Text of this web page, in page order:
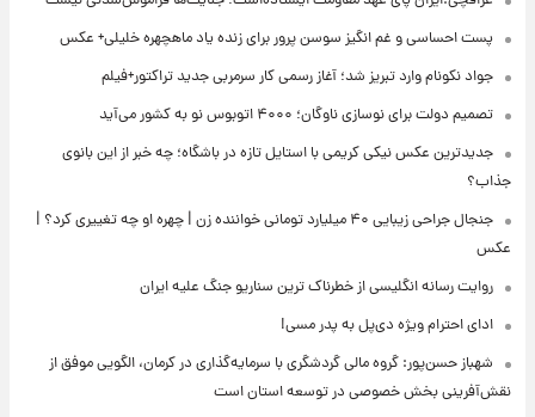
پست احساسی و غم انگیز سوسن پرور برای زنده یاد ماهچهره خلیلی+ عکس
جواد نکونام وارد تبریز شد؛ آغاز رسمی کار سرمربی جدید تراکتور+فیلم
تصمیم دولت برای نوسازی ناوگان؛ ۴۰۰۰ اتوبوس نو به کشور می‌آید
جدیدترین عکس نیکی کریمی با استایل تازه در باشگاه؛ چه خبر از این بانوی
جذاب؟
جنجال جراحی زیبایی ۴۰ میلیارد تومانی خواننده زن | چهره او چه تغییری کرد؟ |
عکس
روایت رسانه انگلیسی از خطرناک ترین سناریو جنگ علیه ایران
ادای احترام ویژه دی‌پل به پدر مسی!
شهباز حسن‌پور: گروه مالی گردشگری با سرمایه‌گذاری در کرمان، الگویی موفق از
نقش‌آفرینی بخش خصوصی در توسعه استان است